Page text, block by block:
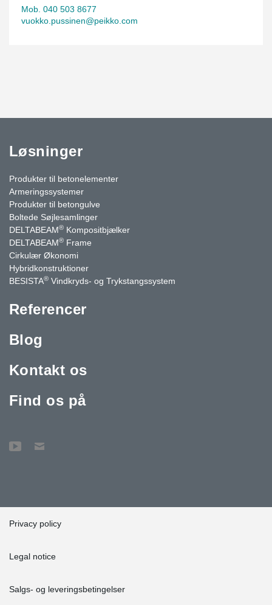
Mob. 040 503 8677
vuokko.pussinen@peikko.com
Løsninger
Produkter til betonelementer
Armeringssystemer
Produkter til betongulve
Boltede Søjlesamlinger
DELTABEAM® Kompositbjælker
DELTABEAM® Frame
Cirkulær Økonomi
Hybridkonstruktioner
BESISTA® Vindkryds- og Trykstangssystem
Referencer
Blog
Kontakt os
Find os på
Privacy policy
Legal notice
Salgs- og leveringsbetingelser